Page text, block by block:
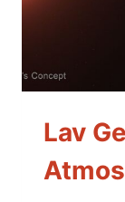
Lav